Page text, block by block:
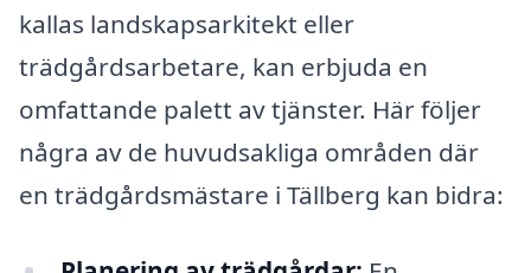
kallas landskapsarkitekt eller
trädgårdsarbetare, kan erbjuda en
omfattande palett av tjänster. Här följer
några av de huvudsakliga områden där
en trädgårdsmästare i Tällberg kan bidra: